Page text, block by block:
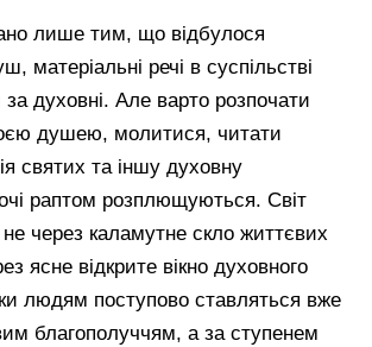
лише тим, що відбулося
матеріальні речі в суспільстві
духовні. Але варто розпочати
душею, молитися, читати
святих та іншу духовну
очі раптом розплющуються. Світ
через каламутне скло життєвих
ясне відкрите вікно духовного
людям поступово ставляться вже
благополуччям, а за ступенем